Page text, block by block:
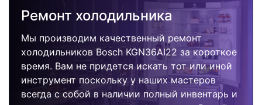
Ремонт холодильника
Мы производим качественный ремонт
холодильников Bosch KGN36AI22 за короткое
время. Вам не придется искать тот или иной
инструмент поскольку у наших мастеров
всегда с собой в наличии полный инвентарь и